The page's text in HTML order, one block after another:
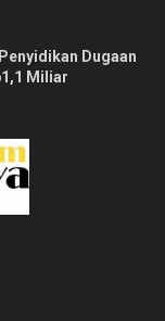
Dugaan
Miliar